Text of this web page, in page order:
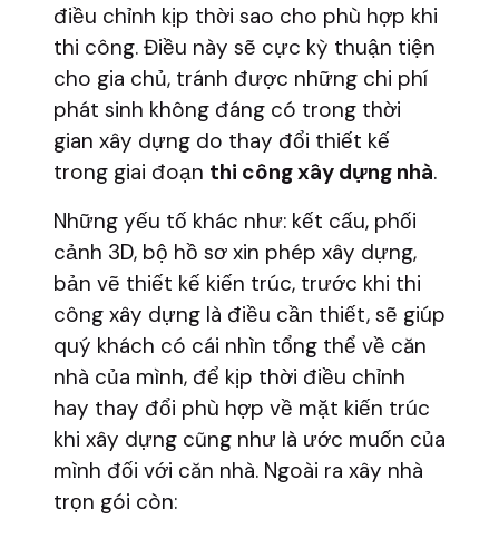
điều chỉnh kịp thời sao cho phù hợp khi
thi công. Điều này sẽ cực kỳ thuận tiện
cho gia chủ, tránh được những chi phí
phát sinh không đáng có trong thời
gian xây dựng do thay đổi thiết kế
trong giai đoạn thi công xây dựng nhà.
Những yếu tố khác như: kết cấu, phối
cảnh 3D, bộ hồ sơ xin phép xây dựng,
bản vẽ thiết kế kiến trúc, trước khi thi
công xây dựng là điều cần thiết, sẽ giúp
quý khách có cái nhìn tổng thể về căn
nhà của mình, để kịp thời điều chỉnh
hay thay đổi phù hợp về mặt kiến trúc
khi xây dựng cũng như là ước muốn của
mình đối với căn nhà. Ngoài ra xây nhà
trọn gói còn: